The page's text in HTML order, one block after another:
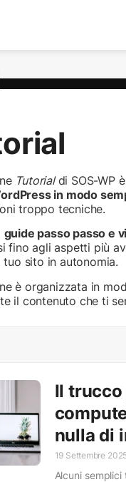
Tutorialdi SOS-WP
in modo
troppo tecniche.
guide passo passo e
fino agli aspetti più
tuo sito in autonomia.
è organizzata in
il contenuto che ti
Il trucco
nulla di
19 Settembre
Alcuni